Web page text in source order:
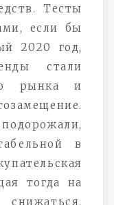
Тесты
если бы
2020 год,
стали
рынка и
в
тогда на